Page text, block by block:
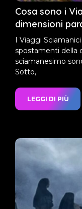
Cosa sono i
dimensioni
I Viaggi
spostamenti della
sciamanesimo
Sotto,
LEGGI DI PIÙ